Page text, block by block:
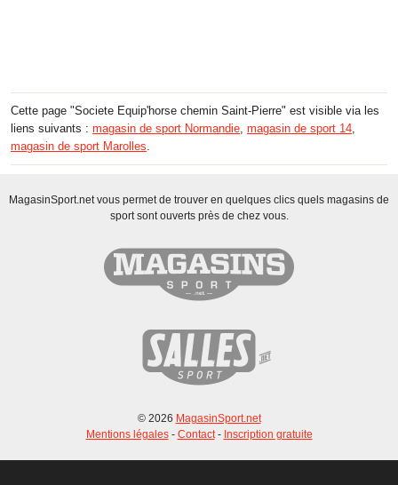
Cette page "Societe Equip'horse chemin Saint-Pierre" est visible via les
liens suivants : magasin de sport Normandie, magasin de sport 14,
magasin de sport Marolles.
MagasinSport.net vous permet de trouver en quelques clics quels magasins de
sport sont ouverts près de chez vous.
© 2026 MagasinSport.net
Mentions légales- Contact- Inscription gratuite